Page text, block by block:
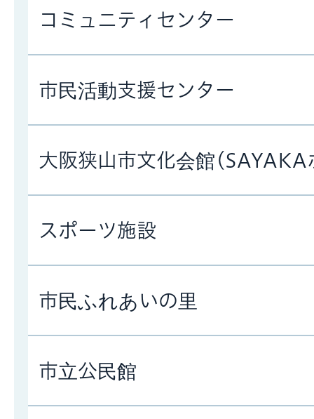
コミュニティセンター
市民活動支援センター
大阪狭山市文化会館(SAYAKA
スポーツ施設
市民ふれあいの里
市立公民館